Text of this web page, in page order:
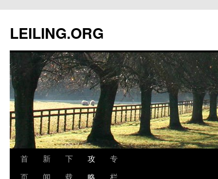
文
LEILING.ORG
首
页
新
闻
下
载
攻
略
专
栏